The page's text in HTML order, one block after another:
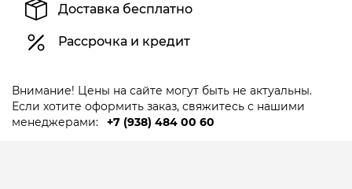
Доставка бесплатно
Рассрочка и кредит
Внимание! Цены на сайте могут быть не актуальны.
Если хотите оформить заказ, свяжитесь с нашими
менеджерами:
+7 (938) 484 00 60